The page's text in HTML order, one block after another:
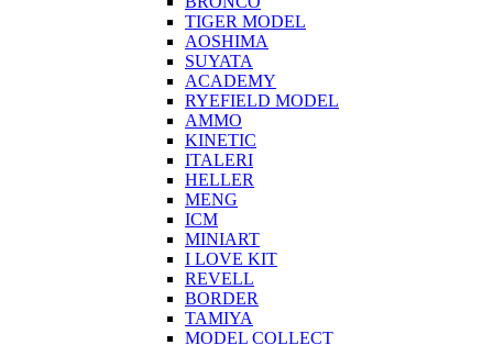
TIGER MODEL
AOSHIMA
SUYATA
ACADEMY
RYEFIELD MODEL
AMMO
KINETIC
ITALERI
HELLER
MENG
ICM
MINIART
I LOVE KIT
REVELL
BORDER
TAMIYA
MODEL COLLECT